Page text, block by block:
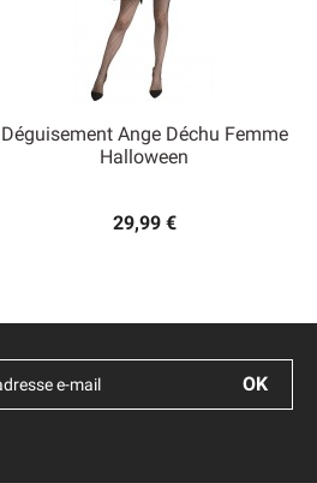
Déguisement Ange Déchu Femme
Halloween
29,99 €
Aperçu rapide